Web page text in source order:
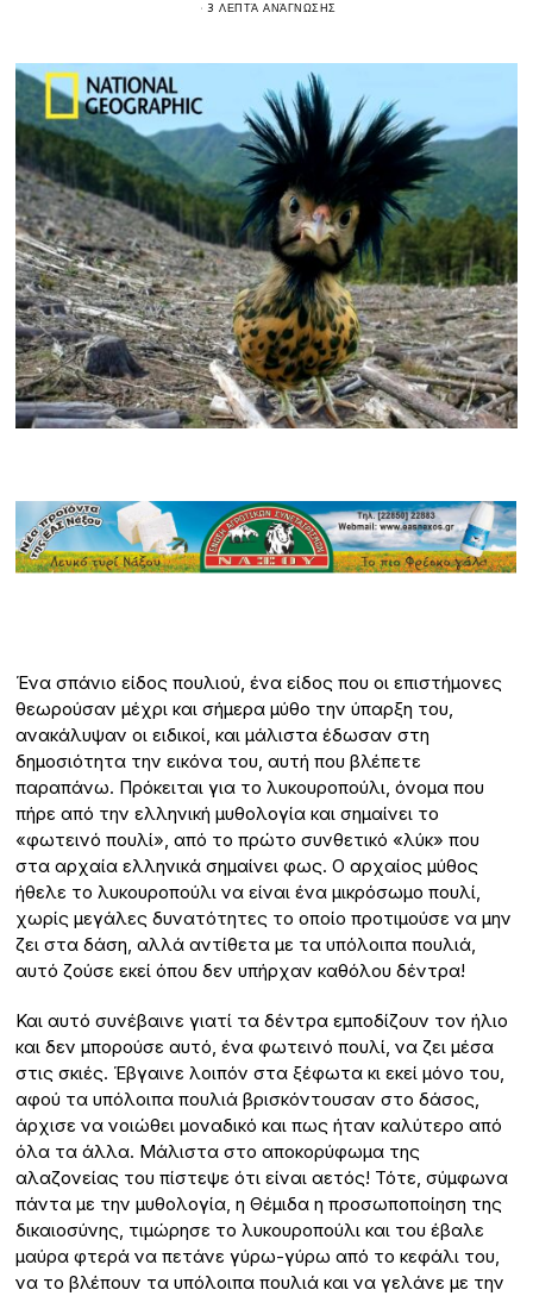
3 ΛΕΠΤΆ ΑΝΆΓΝΩΣΗΣ
Ένα σπάνιο είδος πουλιού, ένα είδος που οι επιστήμονες
θεωρούσαν μέχρι και σήμερα μύθο την ύπαρξη του,
ανακάλυψαν οι ειδικοί, και μάλιστα έδωσαν στη
δημοσιότητα την εικόνα του, αυτή που βλέπετε
παραπάνω. Πρόκειται για το λυκουροπούλι, όνομα που
πήρε από την ελληνική μυθολογία και σημαίνει το
«φωτεινό πουλί», από το πρώτο συνθετικό «λύκ» που
στα αρχαία ελληνικά σημαίνει φως. Ο αρχαίος μύθος
ήθελε το λυκουροπούλι να είναι ένα μικρόσωμο πουλί,
χωρίς μεγάλες δυνατότητες το οποίο προτιμούσε να μην
ζει στα δάση, αλλά αντίθετα με τα υπόλοιπα πουλιά,
αυτό ζούσε εκεί όπου δεν υπήρχαν καθόλου δέντρα!
Και αυτό συνέβαινε γιατί τα δέντρα εμποδίζουν τον ήλιο
και δεν μπορούσε αυτό, ένα φωτεινό πουλί, να ζει μέσα
στις σκιές. Έβγαινε λοιπόν στα ξέφωτα κι εκεί μόνο του,
αφού τα υπόλοιπα πουλιά βρισκόντουσαν στο δάσος,
άρχισε να νοιώθει μοναδικό και πως ήταν καλύτερο από
όλα τα άλλα. Μάλιστα στο αποκορύφωμα της
αλαζονείας του πίστεψε ότι είναι αετός! Τότε, σύμφωνα
πάντα με την μυθολογία, η Θέμιδα η προσωποποίηση της
δικαιοσύνης, τιμώρησε το λυκουροπούλι και του έβαλε
μαύρα φτερά να πετάνε γύρω-γύρω από το κεφάλι του,
να το βλέπουν τα υπόλοιπα πουλιά και να γελάνε με την